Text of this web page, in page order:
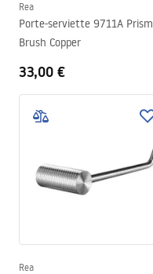
Rea
Porte-serviette 9711A Prism
Brush Copper
33,00 €
Rea